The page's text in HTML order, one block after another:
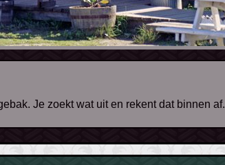
Je zoekt wat uit en rekent dat binnen af.